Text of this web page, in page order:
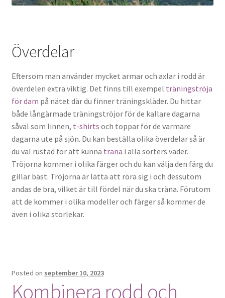
Överdelar
Eftersom man använder mycket armar och axlar i rodd är
överdelen extra viktig. Det finns till exempel träningströja
för dam på nätet där du finner träningskläder. Du hittar
både långärmade träningströjor för de kallare dagarna
såväl som linnen, t-shirts och toppar för de varmare
dagarna ute på sjön. Du kan beställa olika överdelar så är
du väl rustad för att kunna träna i alla sorters väder.
Tröjorna kommer i olika färger och du kan välja den färg du
gillar bäst. Tröjorna är lätta att röra sig i och dessutom
andas de bra, vilket är till fördel när du ska träna. Förutom
att de kommer i olika modeller och färger så kommer de
även i olika storlekar.
Posted on september 10, 2023
Kombinera rodd och